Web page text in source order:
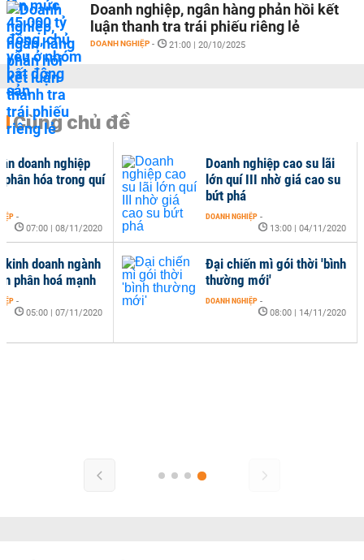
Doanh nghiệp, ngân hàng phản hồi kết
luận thanh tra trái phiếu riêng lẻ
DOANH NGHIỆP - 21:00 | 20/10/2025
Cùng chủ đề
Đại chiến mì gói thời 'bình
thường mới'
DOANH NGHIỆP -
08:00 | 14/11/2020
doanh nghiệp
phân hóa trong quí
-
07:00 | 08/11/2020
kinh doanh ngành
phân hoá mạnh
-
05:00 | 07/11/2020
Doanh nghiệp cao su lãi
lớn quí III nhờ giá cao su
bứt phá
DOANH NGHIỆP -
13:00 | 04/11/2020